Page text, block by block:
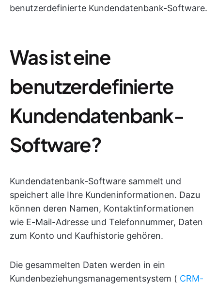
benutzerdefinierte Kundendatenbank-Software.
Was ist eine
benutzerdefinierte
Kundendatenbank-
Software?
Kundendatenbank-Software sammelt und
speichert alle Ihre Kundeninformationen. Dazu
können deren Namen, Kontaktinformationen
wie E-Mail-Adresse und Telefonnummer, Daten
zum Konto und Kaufhistorie gehören.
Die gesammelten Daten werden in ein
Kundenbeziehungsmanagementsystem ( CRM-